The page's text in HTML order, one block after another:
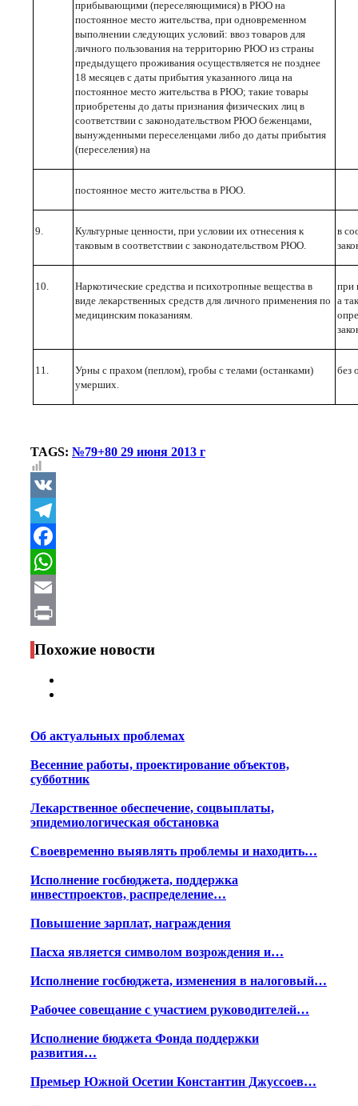
прибывающими (переселяющи­мися) в РЮО на
постоянное место жительства, при одновременном
выполнении следующих условий: ввоз товаров для
личного пользования на терри­торию РЮО из страны
предыдущего прожи­вания осуществляется не позднее
18 месяцев с даты прибытия указанного лица на
постоянное место жительства в РЮО; такие товары
приобретены до даты признания физических лиц в
соответствии с законодатель­ством РЮО беженцами,
вынужденными пересе­ленцами либо до даты прибытия
(переселения) на
постоянное место жительства в РЮО.
9.
Культурные ценности, при условии их отнесения к
таковым в соответствии с законодательством РЮО.
в
10.
Наркотические средства и психотропные веще­ства в
виде лекарственных средств для личного применения по
медицинским показаниям.
при
а
11.
Урны с прахом (пеплом), гробы с телами (остан­ками)
умерших.
без
TAGS: №79+80 29 июня 2013 г
VK
Telegram
Facebook
WhatsApp
Email
Print
Похожие новости
Об актуальных проблемах
Весенние работы, проектирование объектов,
субботник
Лекарственное обеспечение, соцвыплаты,
эпидемиологическая обстановка
Своевременно выявлять проблемы и находить…
Исполнение госбюджета, поддержка
инвестпроектов, распределение…
Повышение зарплат, награждения
Пасха является символом возрождения и…
Исполнение госбюджета, изменения в налоговый…
Рабочее совещание с участием руководителей…
Исполнение бюджета Фонда поддержки
развития…
Премьер Южной Осетии Константин Джуссоев…